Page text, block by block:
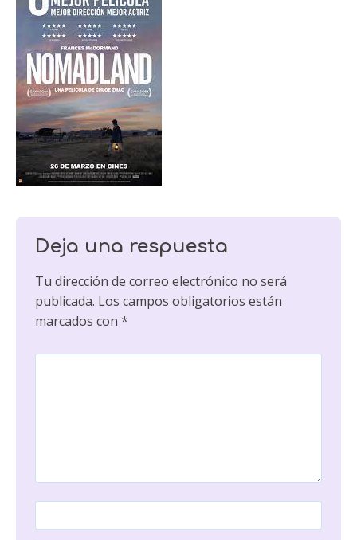
Deja una respuesta
Tu dirección de correo electrónico no será
publicada. Los campos obligatorios están
marcados con *